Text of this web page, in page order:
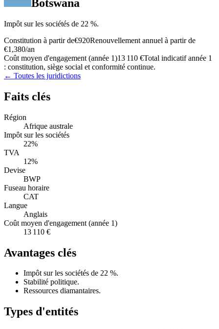
Botswana
Impôt sur les sociétés de 22 %.
Constitution à partir de€920Renouvellement annuel à partir de
€1,380/an
Coût moyen d'engagement (année 1)13 110 €Total indicatif année 1
: constitution, siège social et conformité continue.
← Toutes les juridictions
Faits clés
Région
Afrique australe
Impôt sur les sociétés
22%
TVA
12%
Devise
BWP
Fuseau horaire
CAT
Langue
Anglais
Coût moyen d'engagement (année 1)
13 110 €
Avantages clés
Impôt sur les sociétés de 22 %.
Stabilité politique.
Ressources diamantaires.
Types d'entités